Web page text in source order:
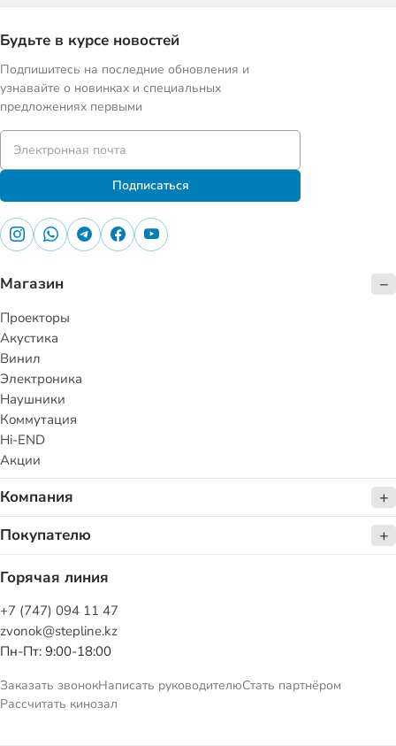
Будьте в курсе новостей
Подпишитесь на последние обновления и
узнавайте о новинках и специальных
предложениях первыми
Подписаться
Магазин
Проекторы
Акустика
Винил
Электроника
Наушники
Коммутация
Hi-END
Акции
Компания
Покупателю
Горячая линия
+7 (747) 094 11 47
zvonok@stepline.kz
Пн-Пт: 9:00-18:00
Заказать звонокНаписать руководителюСтать партнёром
Рассчитать кинозал